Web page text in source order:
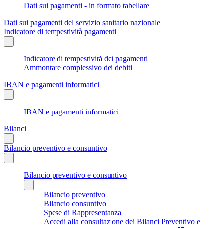
Dati sui pagamenti - in formato tabellare
Dati sui pagamenti del servizio sanitario nazionale
Indicatore di tempestività pagamenti
Indicatore di tempestività dei pagamenti
Ammontare complessivo dei debiti
IBAN e pagamenti informatici
IBAN e pagamenti informatici
Bilanci
Bilancio preventivo e consuntivo
Bilancio preventivo e consuntivo
Bilancio preventivo
Bilancio consuntivo
Spese di Rappresentanza
Accedi alla consultazione dei Bilanci Preventivo e